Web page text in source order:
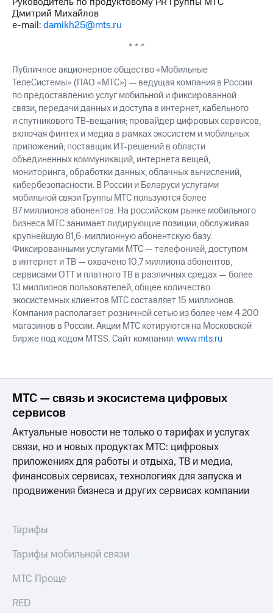
развитие
деловая этика
Дмитрий Михайлов
e-mail:damikh25@mts.ru
* * *
Публичное акционерное общество «Мобильные
ТелеСистемы» (ПАО «МТС») — ведущая компания в России
по предоставлению услуг мобильной и фиксированной
связи, передачи данных и доступа в интернет, кабельного
и спутникового ТВ-вещания; провайдер цифровых сервисов,
включая финтех и медиа в рамках экосистем и мобильных
приложений; поставщик ИТ-решений в области
объединенных коммуникаций, интернета вещей,
мониторинга, обработки данных, облачных вычислений,
кибербезопасности. В России и Беларуси услугами
мобильной связи Группы МТС пользуются более
87 миллионов абонентов. На российском рынке мобильного
бизнеса МТС занимает лидирующие позиции, обслуживая
крупнейшую 81,6-миллионную абонентскую базу.
Фиксированными услугами МТС — телефонией, доступом
в интернет и ТВ — охвачено 10,7 миллиона абонентов,
сервисами OTT и платного ТВ в различных средах — более
13 миллионов пользователей, общее количество
экосистемных клиентов МТС составляет 15 миллионов.
Компания располагает розничной сетью из более чем 4 200
магазинов в России. Акции МТС котируются на Московской
бирже под кодом MTSS. Сайт компании:www.mts.ru
МТС — связь и экосистема цифровых
сервисов
Актуальные новости не только о тарифах и услугах
связи, но и новых продуктах МТС: цифровых
приложениях для работы и отдыха, ТВ и медиа,
финансовых сервисах, технологиях для запуска и
продвижения бизнеса и других сервисах компании
Тарифы
Тарифы мобильной связи
МТС Проще
RED